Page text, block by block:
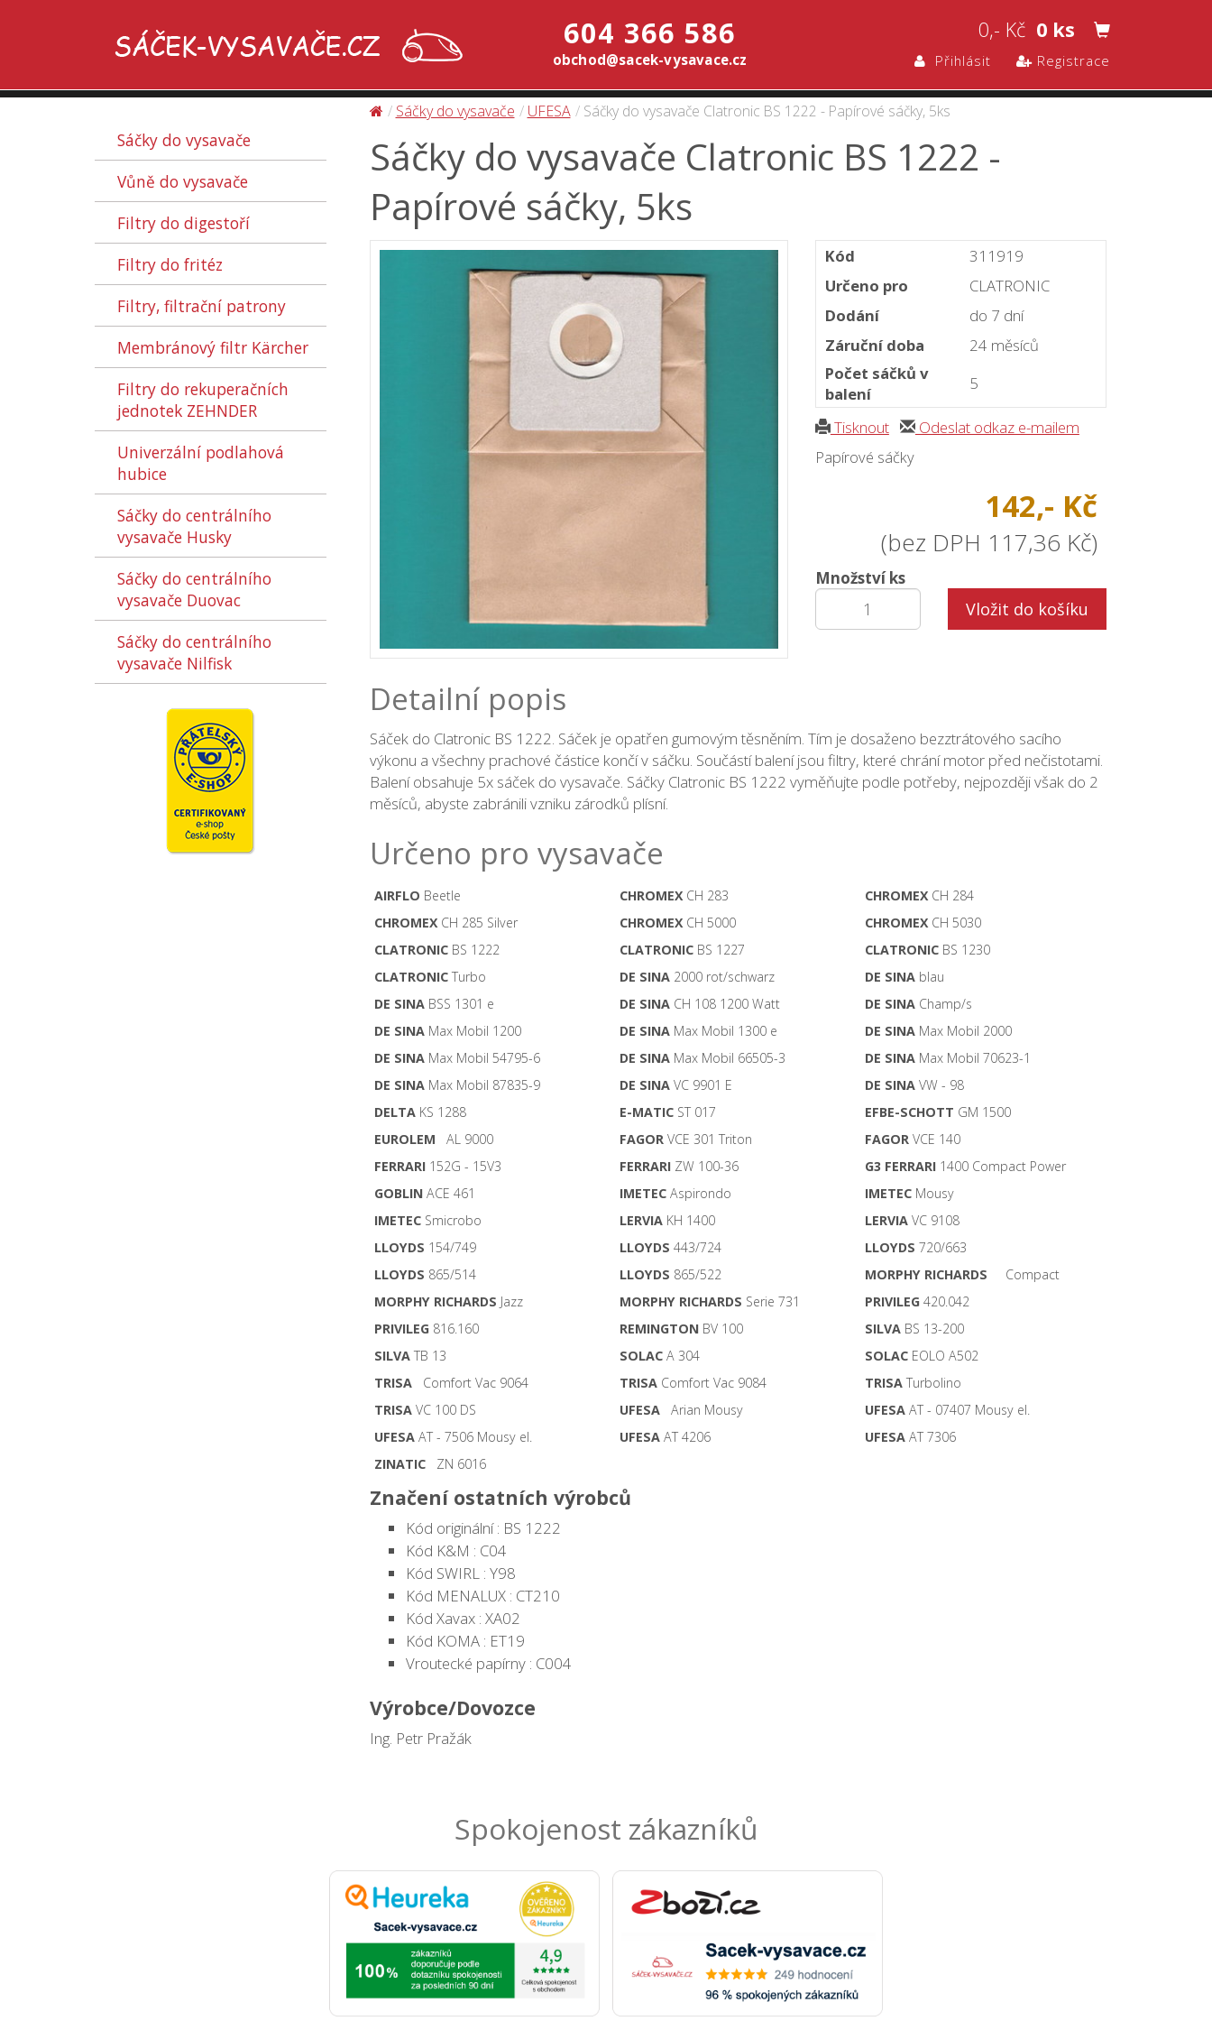
604 366 586
obchod@sacek-vysavace.cz
0,- Kč 0 ks
Přihlásit Registrace
Sáčky do vysavače
Vůně do vysavače
Filtry do digestoří
Filtry do fritéz
Filtry, filtrační patrony
Membránový filtr Kärcher
Filtry do rekuperačních
jednotek ZEHNDER
Univerzální podlahová
hubice
Sáčky do centrálního
vysavače Husky
Sáčky do centrálního
vysavače Duovac
Sáčky do centrálního
vysavače Nilfisk
Sáčky do vysavače UFESA Sáčky do vysavače Clatronic BS 1222 - Papírové sáčky, 5ks
Sáčky do vysavače Clatronic BS 1222 -
Papírové sáčky, 5ks
Kód
311919
Určeno pro
CLATRONIC
Dodání
do 7 dní
Záruční doba
24 měsíců
Počet sáčků v
balení
5
Tisknout
Odeslat odkaz e-mailem
Papírové sáčky
142,- Kč
(bez DPH 117,36 Kč)
Množství ks
Vložit do košíku
Detailní popis
Sáček do Clatronic BS 1222. Sáček je opatřen gumovým těsněním. Tím je dosaženo bezztrátového sacího
výkonu a všechny prachové částice končí v sáčku. Součástí balení jsou filtry, které chrání motor před nečistotami.
Balení obsahuje 5x sáček do vysavače. Sáčky Clatronic BS 1222 vyměňujte podle potřeby, nejpozději však do 2
měsíců, abyste zabránili vzniku zárodků plísní.
Určeno pro vysavače
AIRFLO Beetle CHROMEXCH 283 CHROMEXCH 284
CHROMEXCH 285 Silver CHROMEXCH 5000 CHROMEXCH 5030
CLATRONICBS 1222 CLATRONICBS 1227 CLATRONIC BS 1230
CLATRONICTurbo DE SINA2000 rot/schwarz DE SINA blau
DE SINABSS 1301 e DE SINACH 108 1200 Watt DE SINA Champ/s
DE SINAMax Mobil 1200 DE SINAMax Mobil 1300 e DE SINA Max Mobil 2000
DE SINAMax Mobil 54795-6 DE SINAMax Mobil 66505-3 DE SINA Max Mobil 70623-1
DE SINAMax Mobil 87835-9 DE SINAVC 9901 E DE SINA VW - 98
DELTAKS 1288 E-MATICST 017 EFBE-SCHOTT GM 1500
EUROLEM AL 9000 FAGORVCE 301 Triton FAGOR VCE 140
FERRARI152G - 15V3 FERRARIZW 100-36 G3 FERRARI 1400 Compact Power
GOBLINACE 461 IMETECAspirondo IMETEC Mousy
IMETECSmicrobo LERVIAKH 1400 LERVIA VC 9108
LLOYDS 154/749 LLOYDS 443/724 LLOYDS 720/663
LLOYDS 865/514 LLOYDS 865/522 MORPHY RICHARDS Compact
MORPHY RICHARDS Jazz MORPHY RICHARDS Serie 731 PRIVILEG 420.042
PRIVILEG816.160 REMINGTONBV 100 SILVA BS 13-200
SILVATB 13 SOLACA 304 SOLAC EOLO A502
TRISAComfort Vac 9064 TRISAComfort Vac 9084 TRISA Turbolino
TRISAVC 100 DS UFESAArian Mousy UFESA AT - 07407 Mousy el.
UFESAAT - 7506 Mousy el. UFESAAT 4206 UFESA AT 7306
ZINATICZN 6016
Značení ostatních výrobců
Kód originální : BS 1222
Kód K&M : C04
Kód SWIRL : Y98
Kód MENALUX : CT210
Kód Xavax : XA02
Kód KOMA : ET19
Vroutecké papírny : C004
Výrobce/Dovozce
Ing. Petr Pražák
Spokojenost zákazníků